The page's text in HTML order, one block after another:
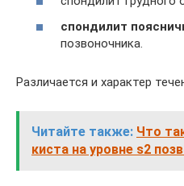
спондилит
позвоночника.
Различается и характер
Читайте также: Что
киста на уровне s2